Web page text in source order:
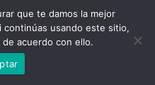
que te damos la mejor
usando este sitio,
acuerdo con ello.